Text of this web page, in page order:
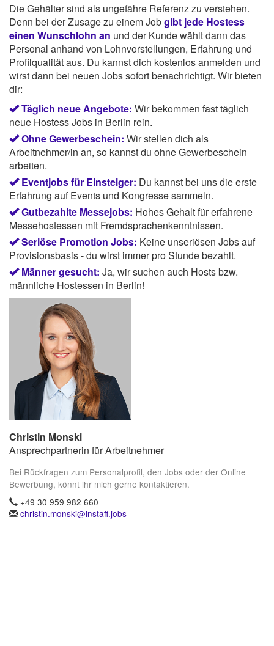
Die Gehälter sind als ungefähre Referenz zu verstehen.
Denn bei der Zusage zu einem Jobgibt jede Hostess
einen Wunschlohn an und der Kunde wählt dann das
Personal anhand von Lohnvorstellungen, Erfahrung und
Profilqualität aus. Du kannst dich kostenlos anmelden und
wirst dann bei neuen Jobs sofort benachrichtigt. Wir bieten
dir:
Täglich neue Angebote: Wir bekommen fast täglich
neue Hostess Jobs in Berlin rein.
Ohne Gewerbeschein: Wir stellen dich als
Arbeitnehmer/in an, so kannst du ohne Gewerbeschein
arbeiten.
Eventjobs für Einsteiger: Du kannst bei uns die erste
Erfahrung auf Events und Kongresse sammeln.
Gutbezahlte Messejobs: Hohes Gehalt für erfahrene
Messehostessen mit Fremdsprachenkenntnissen.
Seriöse Promotion Jobs: Keine unseriösen Jobs auf
Provisionsbasis - du wirst immer pro Stunde bezahlt.
Männer gesucht: Ja, wir suchen auch Hosts bzw.
männliche Hostessen in Berlin!
Christin Monski
Ansprechpartnerin für Arbeitnehmer
Bei Rückfragen zum Personalprofil, den Jobs oder der Online
Bewerbung, könnt ihr mich gerne kontaktieren.
+49 30 959 982 660
christin.monski@instaff.jobs